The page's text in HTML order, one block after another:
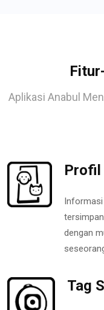
Aplikasi Anabul
Profil
dengan
Tag